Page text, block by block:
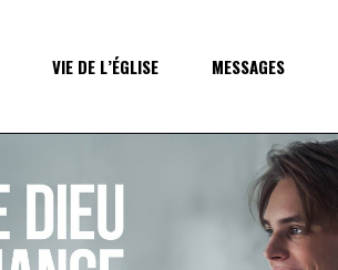
VIE DE L’ÉGLISE MESSAGES